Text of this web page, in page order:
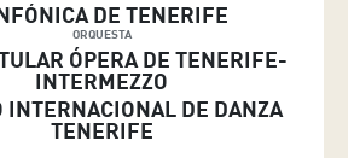
DE TENERIFE
ORQUESTA
ÓPERA DE TENERIFE-
INTERMEZZO
INTERNACIONAL DE DANZA
TENERIFE